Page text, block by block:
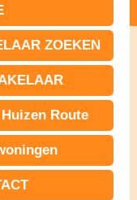
ZOEKEN
Route